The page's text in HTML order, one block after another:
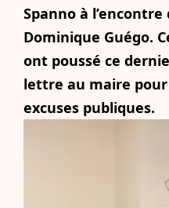
Spanno à
Dominique Guégo.
ont poussé ce
lettre au maire
excuses publiques.